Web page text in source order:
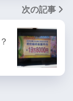
次の記事